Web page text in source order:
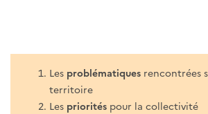
Les problématiques rencontrées
territoire
Les priorités pour la collectivité